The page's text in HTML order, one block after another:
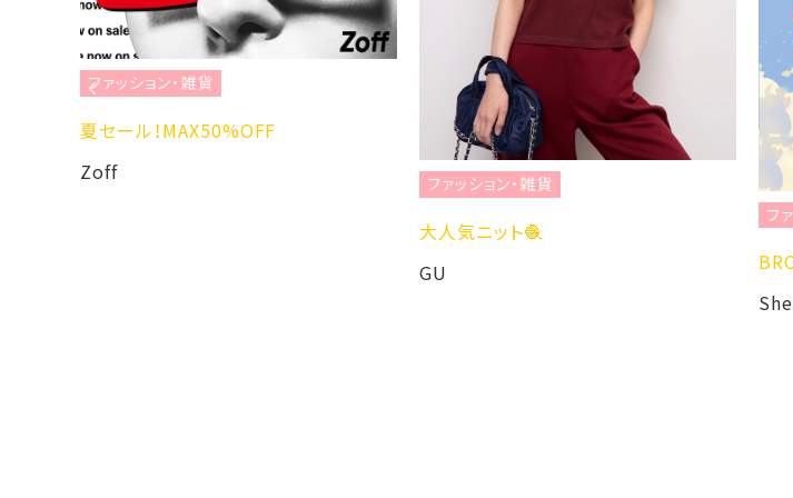
ファッション・雑貨
夏セール！MAX50%OFF
Zoff
ファッション・雑貨
大人気ニット🧶
GU
フ